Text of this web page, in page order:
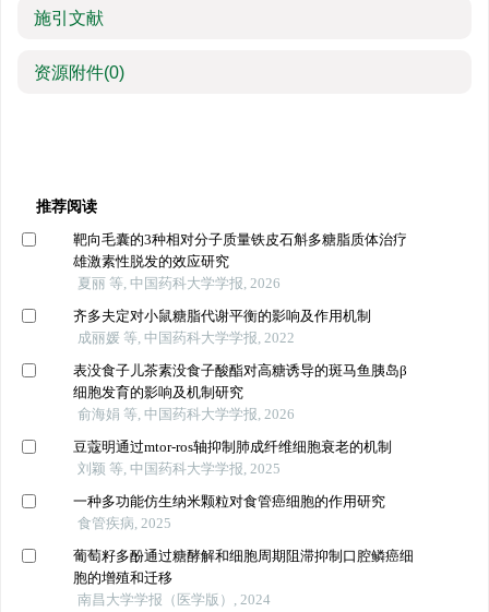
施引文献
资源附件(0)
推荐阅读
靶向毛囊的3种相对分子质量铁皮石斛多糖脂质体治疗
雄激素性脱发的效应研究
夏丽 等, 中国药科大学学报, 2026
齐多夫定对小鼠糖脂代谢平衡的影响及作用机制
成丽媛 等, 中国药科大学学报, 2022
表没食子儿茶素没食子酸酯对高糖诱导的斑马鱼胰岛β
细胞发育的影响及机制研究
俞海娟 等, 中国药科大学学报, 2026
豆蔻明通过mtor-ros轴抑制肺成纤维细胞衰老的机制
刘颖 等, 中国药科大学学报, 2025
一种多功能仿生纳米颗粒对食管癌细胞的作用研究
食管疾病, 2025
葡萄籽多酚通过糖酵解和细胞周期阻滞抑制口腔鳞癌细
胞的增殖和迁移
南昌大学学报（医学版）, 2024